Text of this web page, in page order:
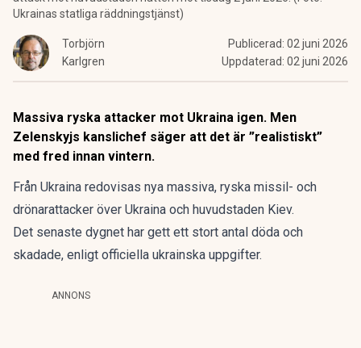
Ukrainas statliga räddningstjänst)
Torbjörn
Karlgren
Publicerad: 02 juni 2026
Uppdaterad: 02 juni 2026
Massiva ryska attacker mot Ukraina igen. Men
Zelenskyjs kanslichef säger att det är ”realistiskt”
med fred innan vintern.
Från Ukraina redovisas nya massiva, ryska missil- och
drönarattacker över Ukraina och huvudstaden Kiev.
Det senaste dygnet har gett ett stort antal döda och
skadade, enligt officiella ukrainska uppgifter.
ANNONS